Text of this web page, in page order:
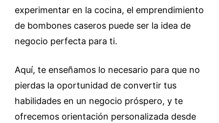
experimentar en la cocina, el emprendimiento
de bombones caseros puede ser la idea de
negocio perfecta para ti.
Aquí, te enseñamos lo necesario para que no
pierdas la oportunidad de convertir tus
habilidades en un negocio próspero, y te
ofrecemos orientación personalizada desde